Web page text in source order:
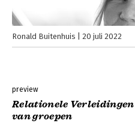
Ronald Buitenhuis 20 juli 2022
preview
Relationele
van groepen